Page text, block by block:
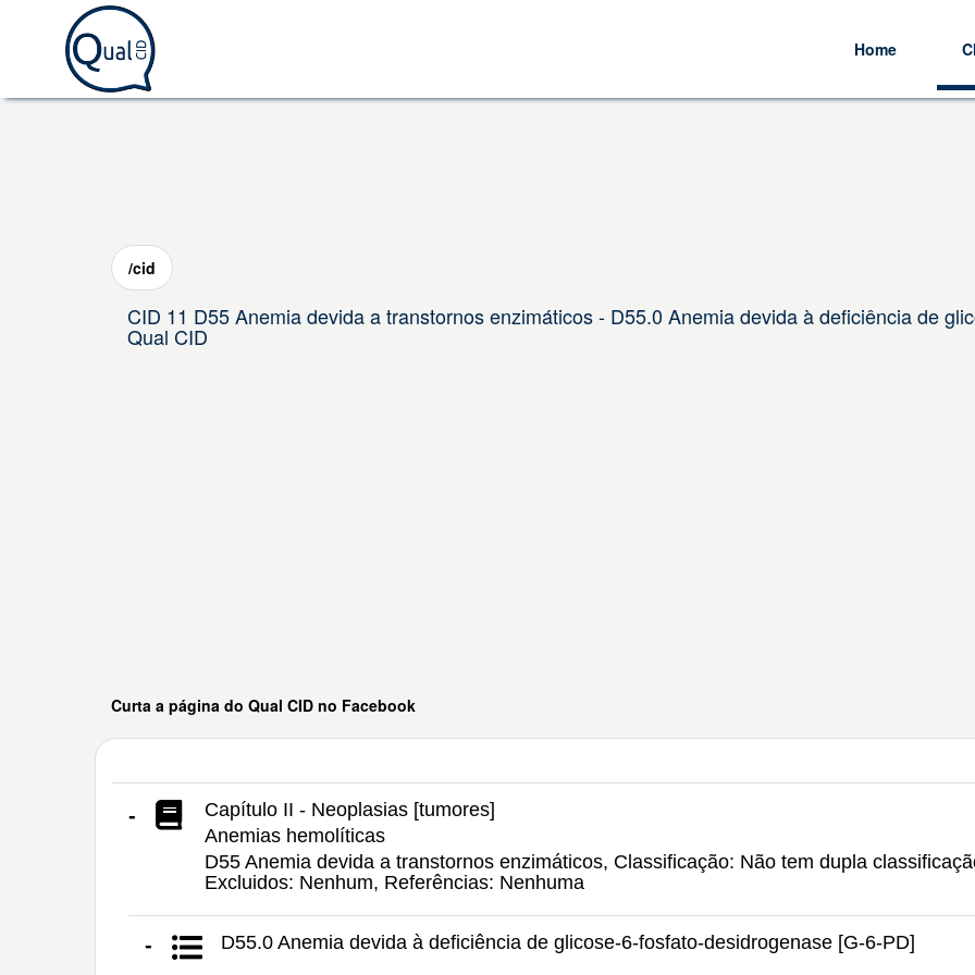
Home
/cid
CID 11 D55 Anemia devida a transtornos enzimáticos - D55.0 Anemia devida à deficiência de
Qual CID
Curta a página do Qual CID no Facebook
-
Capítulo II - Neoplasias [tumores]
Anemias hemolíticas
D55 Anemia devida a transtornos enzimáticos, Classificação: Não tem dupla
Excluidos: Nenhum, Referências: Nenhuma
- D55.0 Anemia devida à deficiência de glicose-6-fosfato-desidrogenase [G-6-PD]